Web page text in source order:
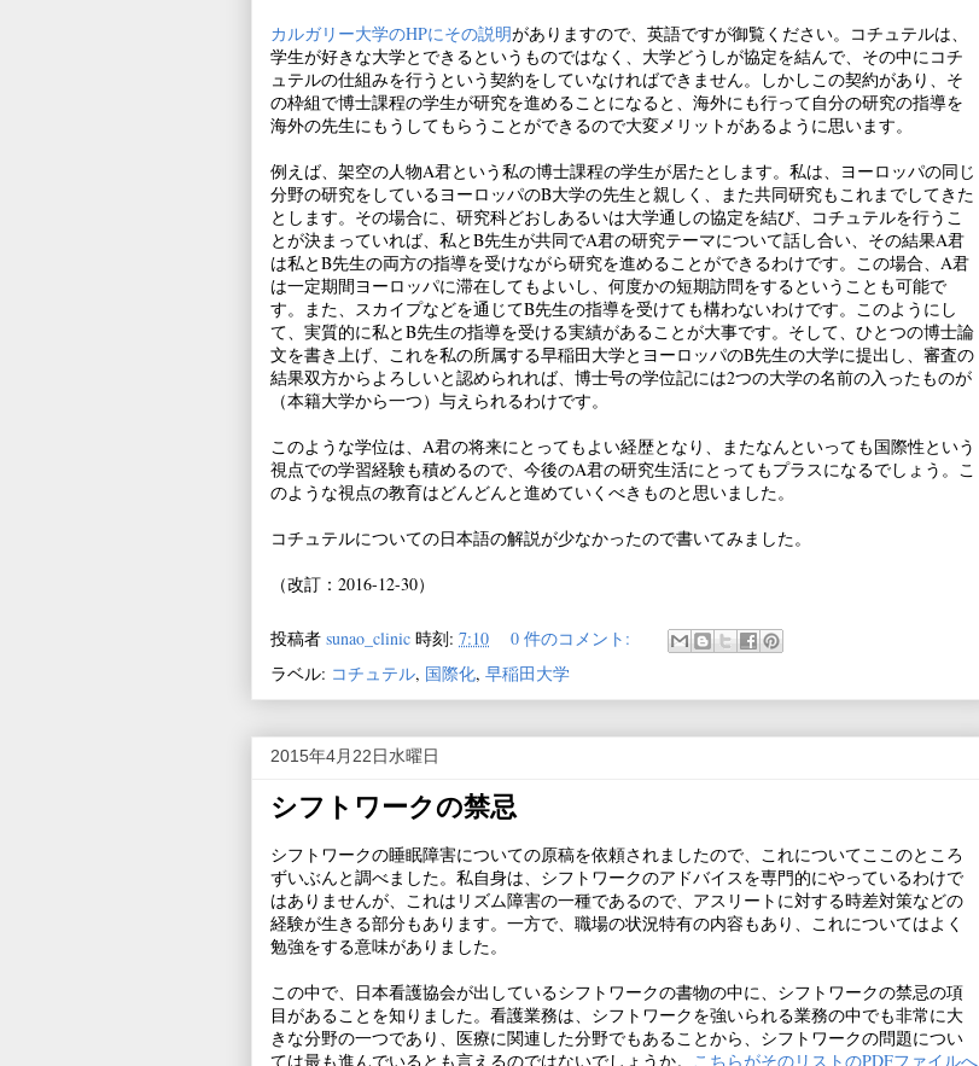
カルガリー大学のHPにその説明がありますので、英語ですが御覧ください。コチュテルは、
学生が好きな大学とできるというものではなく、大学どうしが協定を結んで、その中にコチ
ュテルの仕組みを行うという契約をしていなければできません。しかしこの契約があり、そ
の枠組で博士課程の学生が研究を進めることになると、海外にも行って自分の研究の指導を
海外の先生にもうしてもらうことができるので大変メリットがあるように思います。
例えば、架空の人物A君という私の博士課程の学生が居たとします。私は、ヨーロッパの同じ
分野の研究をしているヨーロッパのB大学の先生と親しく、また共同研究もこれまでしてきた
とします。その場合に、研究科どおしあるいは大学通しの協定を結び、コチュテルを行うこ
とが決まっていれば、私とB先生が共同でA君の研究テーマについて話し合い、その結果A君
は私とB先生の両方の指導を受けながら研究を進めることができるわけです。この場合、A君
は一定期間ヨーロッパに滞在してもよいし、何度かの短期訪問をするということも可能で
す。また、スカイプなどを通じてB先生の指導を受けても構わないわけです。このようにし
て、実質的に私とB先生の指導を受ける実績があることが大事です。そして、ひとつの博士論
文を書き上げ、これを私の所属する早稲田大学とヨーロッパのB先生の大学に提出し、審査の
結果双方からよろしいと認められれば、博士号の学位記には2つの大学の名前の入ったものが
（本籍大学から一つ）与えられるわけです。
このような学位は、A君の将来にとってもよい経歴となり、またなんといっても国際性という
視点での学習経験も積めるので、今後のA君の研究生活にとってもプラスになるでしょう。こ
のような視点の教育はどんどんと進めていくべきものと思いました。
コチュテルについての日本語の解説が少なかったので書いてみました。
（改訂：2016-12-30）
投稿者 sunao_clinic 時刻: 7:10
0 件のコメント:
ラベル: コチュテル, 国際化, 早稲田大学
2015年4月22日水曜日
シフトワークの禁忌
シフトワークの睡眠障害についての原稿を依頼されましたので、これについてここのところ
ずいぶんと調べました。私自身は、シフトワークのアドバイスを専門的にやっているわけで
はありませんが、これはリズム障害の一種であるので、アスリートに対する時差対策などの
経験が生きる部分もあります。一方で、職場の状況特有の内容もあり、これについてはよく
勉強をする意味がありました。
この中で、日本看護協会が出しているシフトワークの書物の中に、シフトワークの禁忌の項
目があることを知りました。看護業務は、シフトワークを強いられる業務の中でも非常に大
きな分野の一つであり、医療に関連した分野でもあることから、シフトワークの問題につい
ては最も進んでいるとも言えるのではないでしょうか。
こちらがそのリストのPDFファイルへ